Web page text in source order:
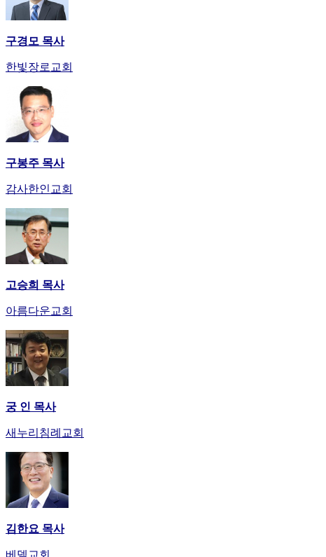
구경모 목사
한빛장로교회
구봉주 목사
감사한인교회
고승희 목사
아름다운교회
궁 인 목사
새누리침례교회
김한요 목사
베델교회